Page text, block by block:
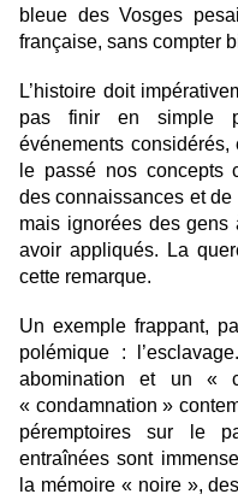
bleue des Vosges
française, sans compter
L’histoire doit
pas finir en simple
événements
le passé nos concepts
des connaissances et
mais ignorées des
avoir appliqués. La
cette remarque.
Un exemple frappant,
polémique :
abomination et un «
« condamnation »
péremptoires sur le
entraînées sont
la mémoire « noire »,